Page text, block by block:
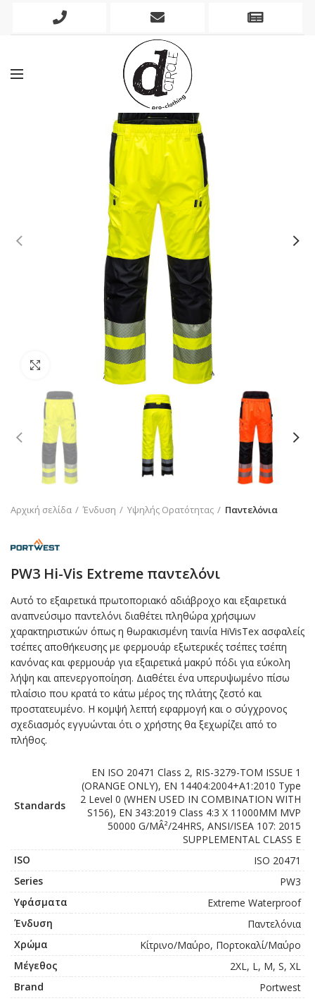
Phone
Mobile
Click to enlarge
Αρχική σελίδα Ένδυση Υψηλής Ορατότητας Παντελόνια
PW3 Hi-Vis Extreme παντελόνι
Αυτό το εξαιρετικά πρωτοποριακό αδιάβροχο και εξαιρετικά
αναπνεύσιμο παντελόνι διαθέτει πληθώρα χρήσιμων
χαρακτηριστικών όπως η θωρακισμένη ταινία HiVisTex ασφαλείς
τσέπες αποθήκευσης με φερμουάρ εξωτερικές τσέπες τσέπη
κανόνας και φερμουάρ για εξαιρετικά μακρύ πόδι για εύκολη
λήψη και απενεργοποίηση. Διαθέτει ένα υπερυψωμένο πίσω
πλαίσιο που κρατά το κάτω μέρος της πλάτης ζεστό και
προστατευμένο. Η κομψή λεπτή εφαρμογή και ο σύγχρονος
σχεδιασμός εγγυώνται ότι ο χρήστης θα ξεχωρίζει από το
πλήθος.
Standards
EN ISO 20471 Class 2, RIS-3279-TOM ISSUE 1
(ORANGE ONLY), EN 14404:2004+A1:2010 Type
2 Level 0 (WHEN USED IN COMBINATION WITH
S156), EN 343:2019 Class 4:3 X 11000MM MVP
50000 G/MÂ²/24HRS, ANSI/ISEA 107: 2015
SUPPLEMENTAL CLASS E
ISO
ISO 20471
Series
PW3
Υφάσματα
Extreme Waterproof
Ένδυση
Παντελόνια
Χρώμα
Κίτρινο/Μαύρο, Πορτοκαλί/Μαύρο
Μέγεθος
2XL, L, M, S, XL
Brand
Portwest